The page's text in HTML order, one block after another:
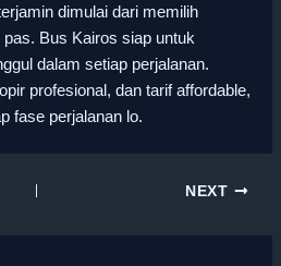
dimulai dari memilih
Bus Kairos siap untuk
dalam setiap perjalanan.
profesional, dan tarif affordable,
fase perjalanan lo.
NEXT